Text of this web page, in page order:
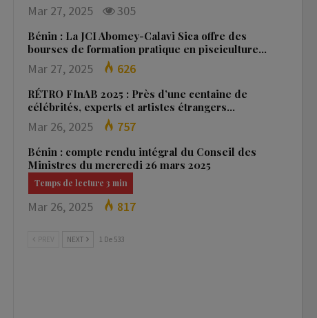
Mar 27, 2025 305
Bénin : La JCI Abomey-Calavi Sica offre des
bourses de formation pratique en pisciculture…
Mar 27, 2025 626
RÉTRO FInAB 2025 : Près d’une centaine de
célébrités, experts et artistes étrangers…
Mar 26, 2025 757
Bénin : compte rendu intégral du Conseil des
Ministres du mercredi 26 mars 2025
Mar 26, 2025 817
NEXT 1 De 533